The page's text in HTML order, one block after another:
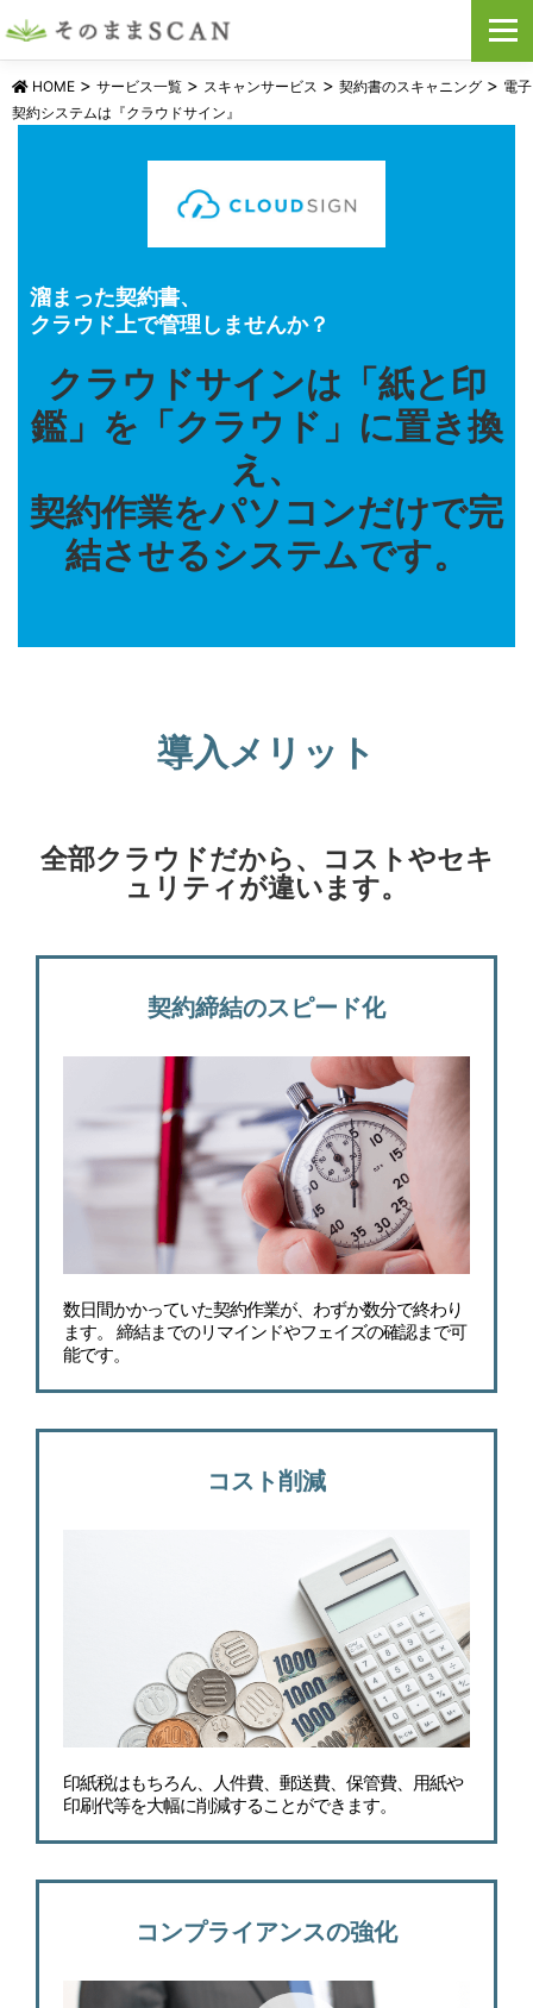
ン
テ
ン
ツ
メニュ
HOME > サービス一覧 > スキャンサービス > 契約書のスキャニング > 電子
契約システムは『クラウドサイン』
溜まった契約書、
クラウド上で管理しませんか？
クラウドサインは「紙と印
鑑」を「クラウド」に置き換
え、
契約作業をパソコンだけで完
結させるシステムです。
導入メリット
全部クラウドだから、コストやセキ
ュリティが違います。
契約締結のスピード化
数日間かかっていた契約作業が、わずか数分で終わり
ます。 締結までのリマインドやフェイズの確認まで可
能です。
コスト削減
印紙税はもちろん、人件費、郵送費、保管費、用紙や
印刷代等を大幅に削減することができます。
コンプライアンスの強化